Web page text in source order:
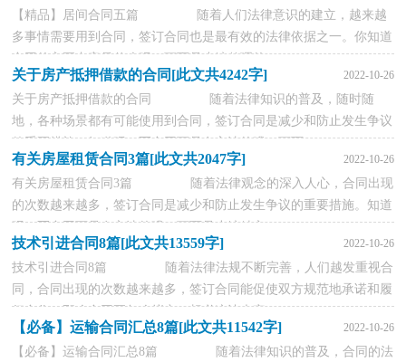
【精品】居间合同五篇 随着人们法律意识的建立，越来越
多事情需要用到合同，签订合同也是最有效的法律依据之一。你知道
合同的主要内容是什么吗？下面是小编整理的...
关于房产抵押借款的合同[此文共4242字] 2022-10-26
关于房产抵押借款的合同 随着法律知识的普及，随时随
地，各种场景都有可能使用到合同，签订合同是减少和防止发生争议
的重要措施。知道吗，写合同可是有方法的哦，下面...
有关房屋租赁合同3篇[此文共2047字] 2022-10-26
有关房屋租赁合同3篇 随着法律观念的深入人心，合同出现
的次数越来越多，签订合同是减少和防止发生争议的重要措施。知道
吗，写合同可是有方法的哦，下面是小编精心...
技术引进合同8篇[此文共13559字] 2022-10-26
技术引进合同8篇 随着法律法规不断完善，人们越发重视合
同，合同出现的次数越来越多，签订合同能促使双方规范地承诺和履
行合作。那么合同要怎么拟定？想必这让大家...
【必备】运输合同汇总8篇[此文共11542字] 2022-10-26
【必备】运输合同汇总8篇 随着法律知识的普及，合同的法